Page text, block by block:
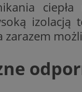
__gpi
_ga_MG4479S3YN
test_cookie
__Secure-
openstat_gid